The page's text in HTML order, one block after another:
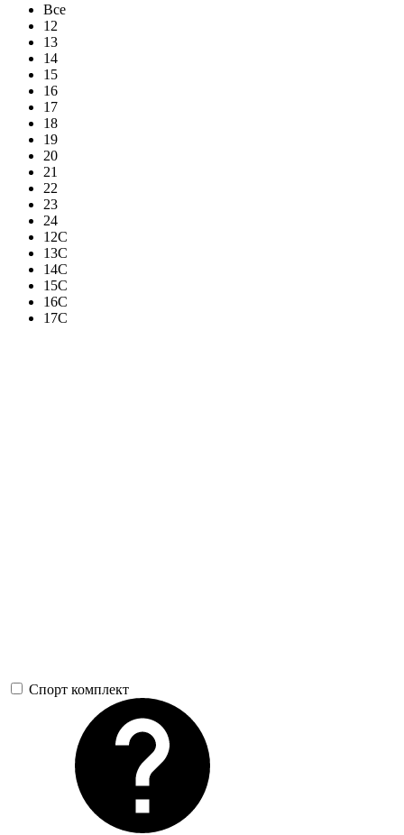
Все
12
13
14
15
16
17
18
19
20
21
22
23
24
12C
13C
14C
15C
16C
17C
Спорт комплект